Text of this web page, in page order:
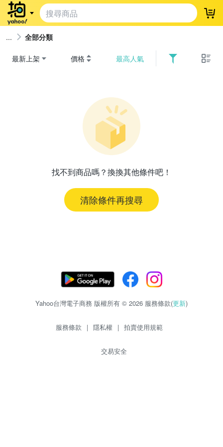
登
全部分類
最新上架 價格 最高人氣
找不到商品嗎？換換其他條件吧！
清除條件再搜尋
Yahoo台灣電子商務 版權所有 © 2026 服務條款(更新)
服務條款 | 隱私權 | 拍賣使用規範
交易安全